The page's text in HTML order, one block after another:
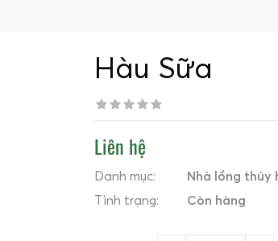
Hàu Sữa
Liên hệ
Danh mục: Nhà lồng thủy
Tình trạng:
Còn hàng